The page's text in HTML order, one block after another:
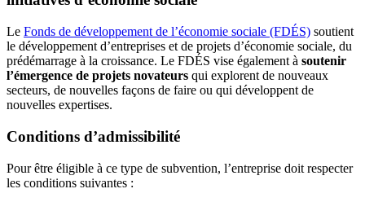
Le Fonds de développement de l’économie sociale (FDÉS) soutient
le développement d’entreprises et de projets d’économie sociale, du
prédémarrage à la croissance. Le FDÉS vise également à soutenir
l’émergence de projets novateurs qui explorent de nouveaux
secteurs, de nouvelles façons de faire ou qui développent de
nouvelles expertises.
Conditions d’admissibilité
Pour être éligible à ce type de subvention, l’entreprise doit respecter
les conditions suivantes :